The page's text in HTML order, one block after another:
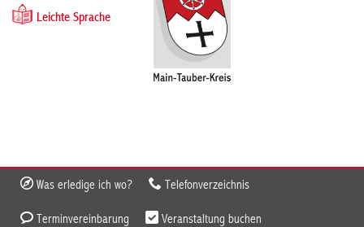
Leichte Sprache
Was erledige ich wo? Telefonverzeichnis
Terminvereinbarung Veranstaltung buchen